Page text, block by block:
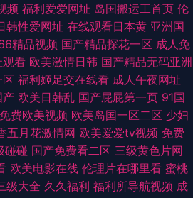
频 福利爱爱网址 岛国搬运工首页 伦
韩性爱网址 在线观看日本黄 亚洲国
精品视频 国产精品探花一区 成人免
观看 欧美激情日韩 国产精品无码亚洲
福利姬足交在线看 成人午夜网址
产 欧美日韩乱 国产屁屁第一页 91国
免费欧美视频 欧美岛国一区二区 少妇
五月花激情网 欧美爱爱tv视频 免费
碰碰 国产免费看二区 三级黄色片网
欧美电影在线 伦理片在哪里看 蜜桃
级大全 久久福利 福利所导航视频 成